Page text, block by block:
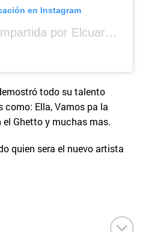
en Instagram
Una publicación compartida por Elcuara (@elcuara.25)
todo su talento
Ella, Vamos pa la
el Ghetto y muchas mas.
quien sera el nuevo artista